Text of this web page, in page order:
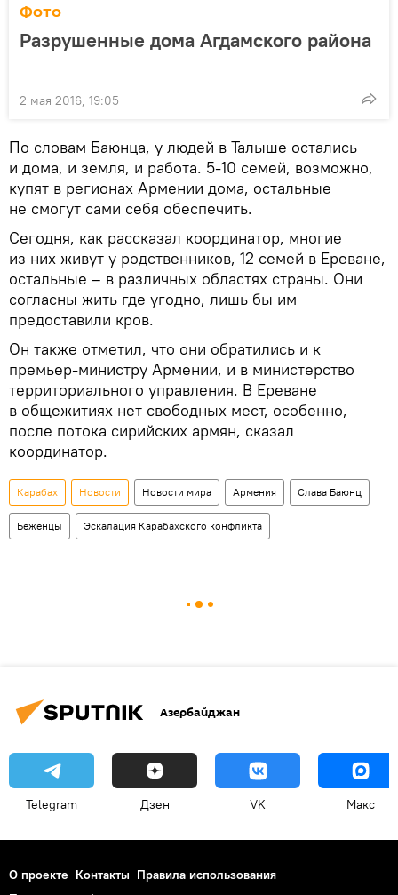
Фото
Разрушенные дома Агдамского района
2 мая 2016, 19:05
По словам Баюнца, у людей в Талыше остались
и дома, и земля, и работа. 5-10 семей, возможно,
купят в регионах Армении дома, остальные
не смогут сами себя обеспечить.
Сегодня, как рассказал координатор, многие
из них живут у родственников, 12 семей в Ереване,
остальные – в различных областях страны. Они
согласны жить где угодно, лишь бы им
предоставили кров.
Он также отметил, что они обратились и к
премьер-министру Армении, и в министерство
территориального управления. В Ереване
в общежитиях нет свободных мест, особенно,
после потока сирийских армян, сказал
координатор.
Карабах Новости Новости мира Армения Слава Баюнц
Беженцы Эскалация Карабахского конфликта
Азербайджан
Telegram Дзен VK Макс
О проекте Контакты Правила использования